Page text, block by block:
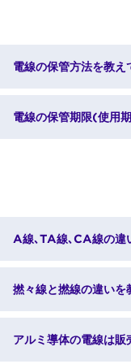
電線の保管方法を教え
電線の保管期限(使用
A線､TA線､CA線の違
撚々線と撚線の違いを
アルミ導体の電線は販